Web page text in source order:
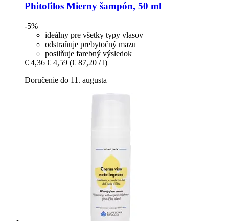
Phitofilos Mierny šampón, 50 ml
-5%
ideálny pre všetky typy vlasov
odstraňuje prebytočný mazu
posilňuje farebný výsledok
€ 4,36 € 4,59 (€ 87,20 / l)
Doručenie do 11. augusta